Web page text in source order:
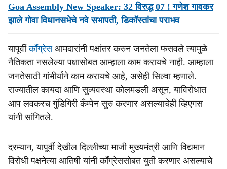
Goa Assembly New Speaker: 32 विरुद्ध 07 ! गणेश गावकर
झाले गोवा विधानसभेचे नवे सभापती, डिकॉस्तांचा पराभव
यापूर्वीकाँग्रेस आमदारांनी पक्षांतर करुन जनतेला फसवले त्यामुळे
नैतिकता नसलेल्या पक्षासोबत आम्हाला काम करायचे नाही. आम्हाला
जनतेसाठी गांभीर्याने काम करायचे आहे, असेही सिल्वा म्हणाले.
राज्यातील कायदा आणि सुव्यवस्था कोलमडली असून, याविरोधात
आप लवकरच गुंडिगिरी कँम्पेन सुरु करणार असल्याचेही व्हिएगस
यांनी सांगितले.
दरम्यान, यापूर्वी देखील दिल्लीच्या माजी मुख्यमंत्री आणि विद्यमान
विरोधी पक्षनेत्या आतिषी यांनी काँग्रेससोबत युती करणार असल्याचे